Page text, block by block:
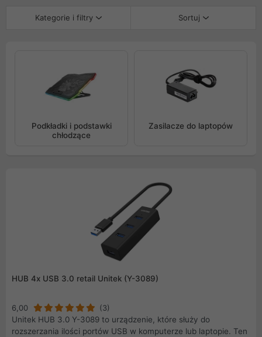
Kategorie i filtry Sortuj
Podkładki i podstawki
chłodzące
Zasilacze do laptopów
HUB 4x USB 3.0 retail Unitek (Y-3089)
6,00
(3)
Unitek HUB 3.0 Y-3089 to urządzenie, które służy do
rozszerzania ilości portów USB w komputerze lub laptopie. Ten